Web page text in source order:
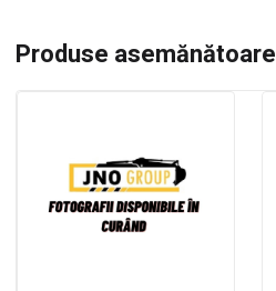
Produse asemănătoare